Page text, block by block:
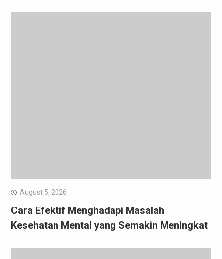
August 5, 2026
Cara Efektif Menghadapi Masalah
Kesehatan Mental yang Semakin Meningkat